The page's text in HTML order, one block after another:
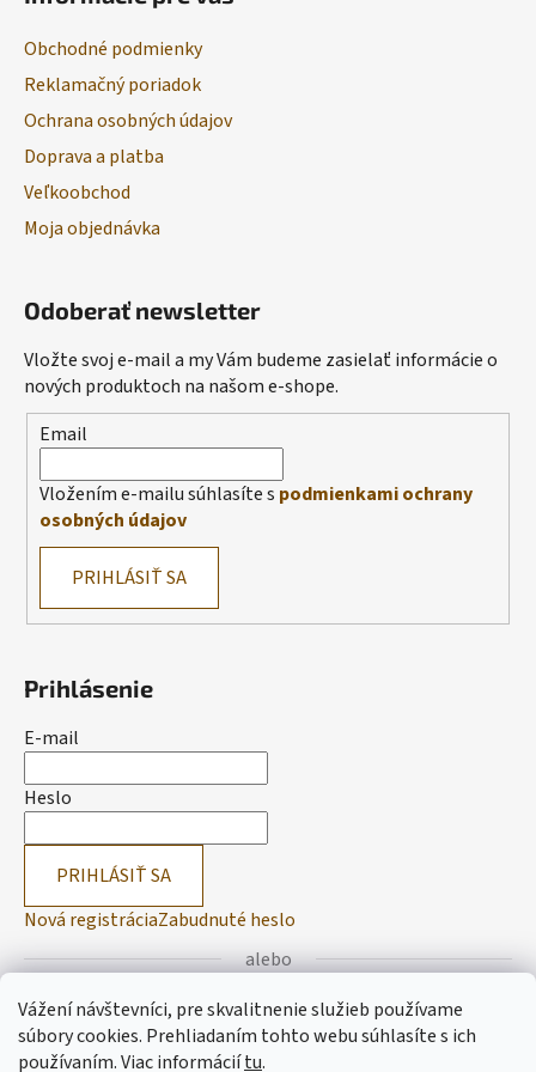
Vážení návštevníci, pre skvalitnenie služieb používame
súbory cookies. Prehliadaním tohto webu súhlasíte s ich
používaním.Viac informáciítu.
Obchodné podmienky
Reklamačný poriadok
Ochrana osobných údajov
Doprava a platba
Veľkoobchod
Moja objednávka
Odoberať newsletter
Vložte svoj e-mail a my Vám budeme zasielať informácie o
nových produktoch na našom e-shope.
Email
Vložením e-mailu súhlasíte s podmienkami ochrany
osobných údajov
PRIHLÁSIŤ SA
Prihlásenie
E-mail
Heslo
PRIHLÁSIŤ SA
Nová registráciaZabudnuté heslo
alebo
Prihlásiť sa cez Facebook